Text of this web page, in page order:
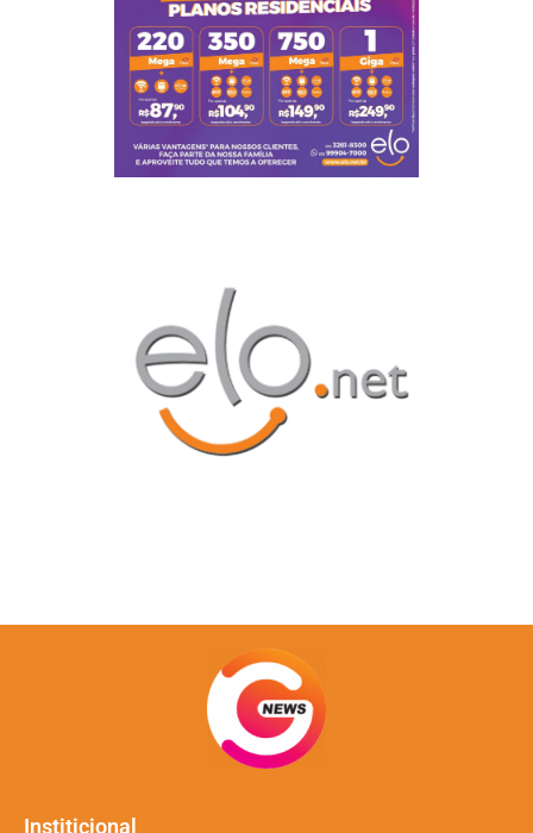
Institicional